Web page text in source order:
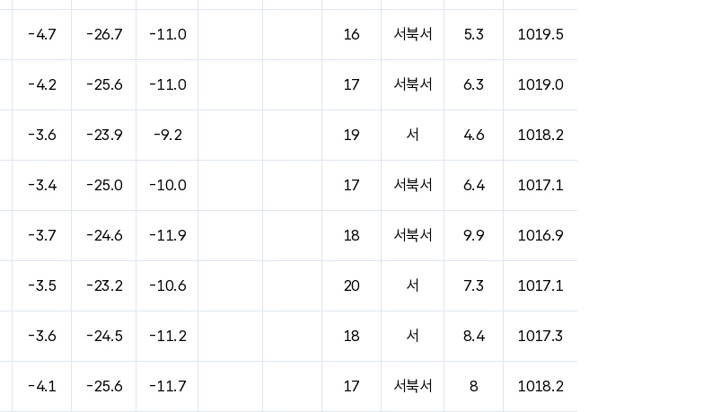
-4.7 -26.7 -11.0 16 서북서 5.3 1019.5
-4.2 -25.6 -11.0 17 서북서 6.3 1019.0
-3.6 -23.9 -9.2 19 서 4.6 1018.2
-3.4 -25.0 -10.0 17 서북서 6.4 1017.1
-3.7 -24.6 -11.9 18 서북서 9.9 1016.9
-3.5 -23.2 -10.6 20 서 7.3 1017.1
-3.6 -24.5 -11.2 18 서 8.4 1017.3
-4.1 -25.6 -11.7 17 서북서 8 1018.2